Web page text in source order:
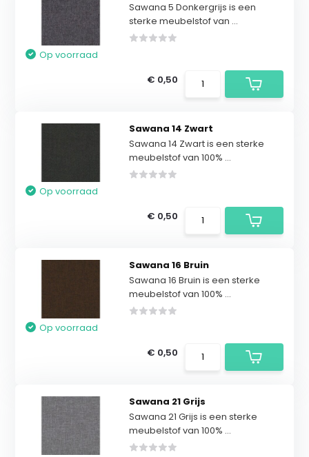
Sawana 5 Donkergrijs is een
sterke meubelstof van ...
Op voorraad
€ 0,50
Sawana 14 Zwart
Sawana 14 Zwart is een sterke
meubelstof van 100% ...
Op voorraad
€ 0,50
Sawana 16 Bruin
Sawana 16 Bruin is een sterke
meubelstof van 100% ...
Op voorraad
€ 0,50
Sawana 21 Grijs
Sawana 21 Grijs is een sterke
meubelstof van 100% ...